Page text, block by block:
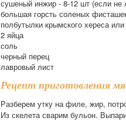
сушеный инжир - 8-12 шт (если не
большая горсть соленых
полбутылки крымского хереса
2 яйца
соль
черный перец
лавровый лист
Рецепт приготовления
Разберем утку на филе, жир,
Из скелета сварим бульон.